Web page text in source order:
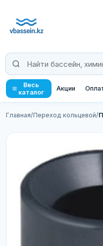
Весь
каталог
Акции
Главная/Переход кольцевой/